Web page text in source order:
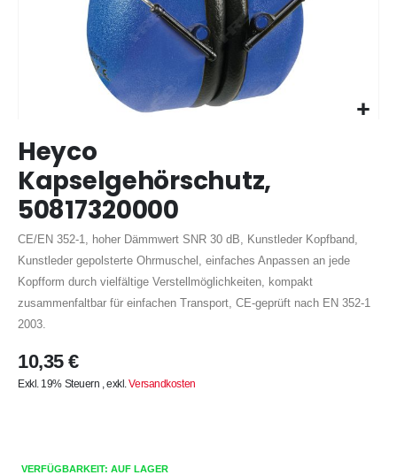
Anfang
der
Bildergalerie
springen
Heyco
Kapselgehörschutz,
50817320000
CE/EN 352-1, hoher Dämmwert SNR 30 dB, Kunstleder Kopfband,
Kunstleder gepolsterte Ohrmuschel, einfaches Anpassen an jede
Kopfform durch vielfältige Verstellmöglichkeiten, kompakt
zusammenfaltbar für einfachen Transport, CE-geprüft nach EN 352-1
2003.
10,35 €
Exkl. 19% Steuern ,exkl.Versandkosten
VERFÜGBARKEIT: AUF LAGER